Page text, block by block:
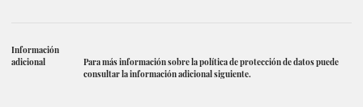
Información
adicional
Para más información sobre la política de protección de datos puede
consultar la información adicional siguiente.